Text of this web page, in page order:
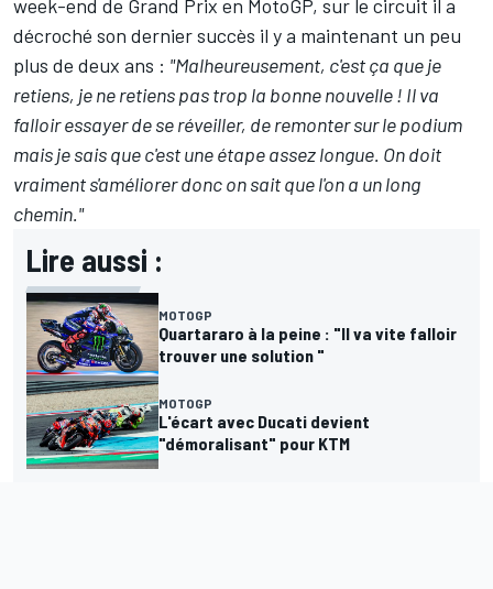
week-end de Grand Prix en MotoGP, sur le circuit il a
décroché son dernier succès il y a maintenant un peu
plus de deux ans : "Malheureusement, c'est ça que je
retiens, je ne retiens pas trop la bonne nouvelle ! Il va
falloir essayer de se réveiller, de remonter sur le podium
mais je sais que c'est une étape assez longue. On doit
vraiment s'améliorer donc on sait que l'on a un long
chemin."
Lire aussi :
MOTOGP
Quartararo à la peine : "Il va vite falloir
trouver une solution "
MOTOGP
L'écart avec Ducati devient
"démoralisant" pour KTM